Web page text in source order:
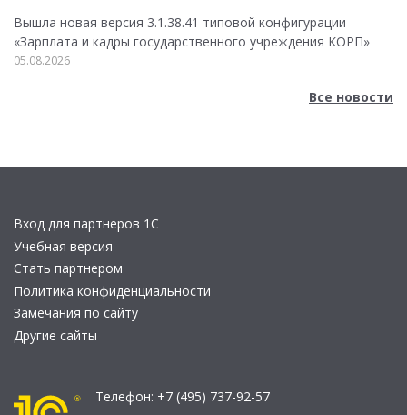
Вышла новая версия 3.1.38.41 типовой конфигурации
«Зарплата и кадры государственного учреждения КОРП»
05.08.2026
Все новости
Вход для партнеров 1С
Учебная версия
Стать партнером
Политика конфиденциальности
Замечания по сайту
Другие сайты
Телефон: +7 (495) 737-92-57